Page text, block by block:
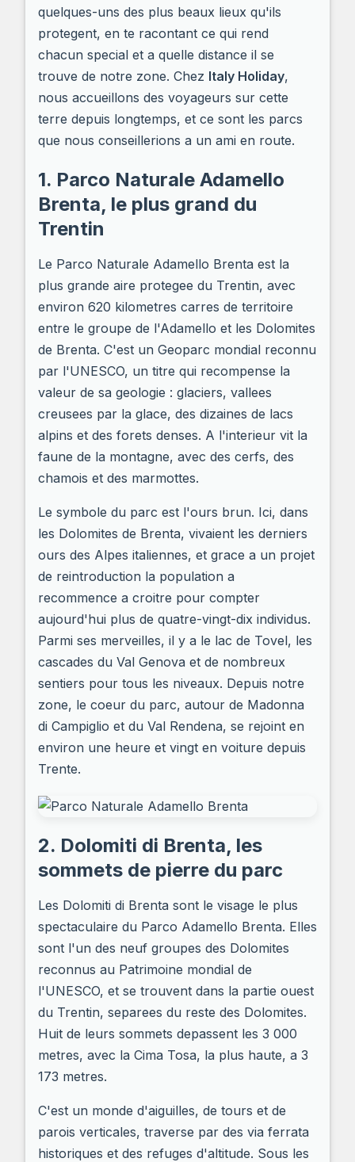
quelques-uns des plus beaux lieux qu'ils
protegent, en te racontant ce qui rend
chacun special et a quelle distance il se
trouve de notre zone. Chez Italy Holiday,
nous accueillons des voyageurs sur cette
terre depuis longtemps, et ce sont les parcs
que nous conseillerions a un ami en route.
1. Parco Naturale Adamello
Brenta, le plus grand du
Trentin
Le Parco Naturale Adamello Brenta est la
plus grande aire protegee du Trentin, avec
environ 620 kilometres carres de territoire
entre le groupe de l'Adamello et les Dolomites
de Brenta. C'est un Geoparc mondial reconnu
par l'UNESCO, un titre qui recompense la
valeur de sa geologie : glaciers, vallees
creusees par la glace, des dizaines de lacs
alpins et des forets denses. A l'interieur vit la
faune de la montagne, avec des cerfs, des
chamois et des marmottes.
Le symbole du parc est l'ours brun. Ici, dans
les Dolomites de Brenta, vivaient les derniers
ours des Alpes italiennes, et grace a un projet
de reintroduction la population a
recommence a croitre pour compter
aujourd'hui plus de quatre-vingt-dix individus.
Parmi ses merveilles, il y a le lac de Tovel, les
cascades du Val Genova et de nombreux
sentiers pour tous les niveaux. Depuis notre
zone, le coeur du parc, autour de Madonna
di Campiglio et du Val Rendena, se rejoint en
environ une heure et vingt en voiture depuis
Trente.
2. Dolomiti di Brenta, les
sommets de pierre du parc
Les Dolomiti di Brenta sont le visage le plus
spectaculaire du Parco Adamello Brenta. Elles
sont l'un des neuf groupes des Dolomites
reconnus au Patrimoine mondial de
l'UNESCO, et se trouvent dans la partie ouest
du Trentin, separees du reste des Dolomites.
Huit de leurs sommets depassent les 3 000
metres, avec la Cima Tosa, la plus haute, a 3
173 metres.
C'est un monde d'aiguilles, de tours et de
parois verticales, traverse par des via ferrata
historiques et des refuges d'altitude. Sous les